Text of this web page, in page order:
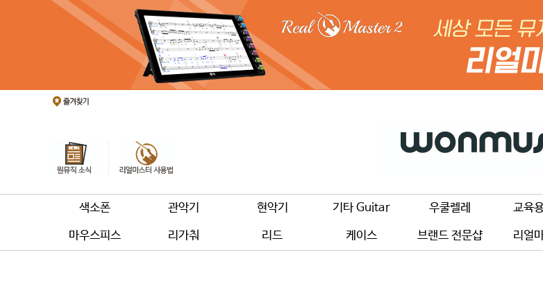
색소폰 관악기 현악기 기타 Guitar 우쿨렐레 교육
마우스피스 리가춰 리드 케이스 브랜드 전문샵 리얼